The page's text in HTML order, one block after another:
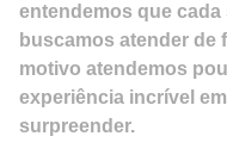
entendemos que
buscamos atender de
motivo atendemos
experiência incrível
surpreender.